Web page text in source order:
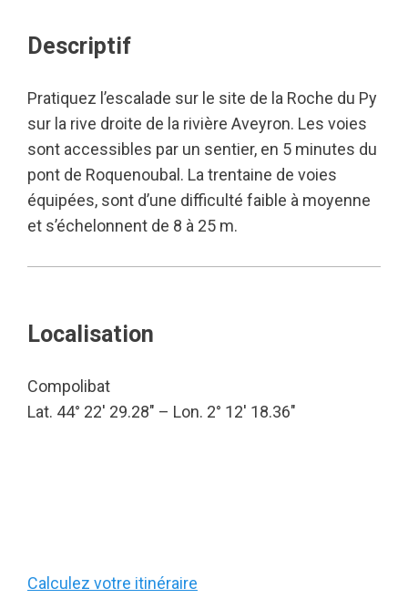
Descriptif
Pratiquez l’escalade sur le site de la Roche du Py
sur la rive droite de la rivière Aveyron. Les voies
sont accessibles par un sentier, en 5 minutes du
pont de Roquenoubal. La trentaine de voies
équipées, sont d’une difficulté faible à moyenne
et s’échelonnent de 8 à 25 m.
Localisation
Compolibat
Lat. 44° 22′ 29.28″ – Lon. 2° 12′ 18.36″
Calculez votre itinéraire